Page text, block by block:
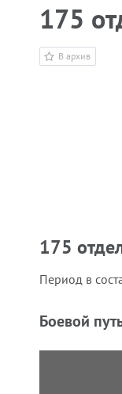
175
В архив
175
Период в
Боевой